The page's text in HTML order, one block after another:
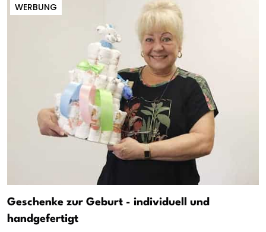
WERBUNG
Geschenke zur Geburt - individuell und
handgefertigt